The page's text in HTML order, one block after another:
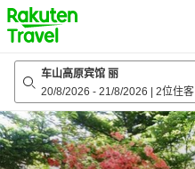
to
top
page
车山高原宾馆 丽
20/8/2026 - 21/8/2026 2位住客